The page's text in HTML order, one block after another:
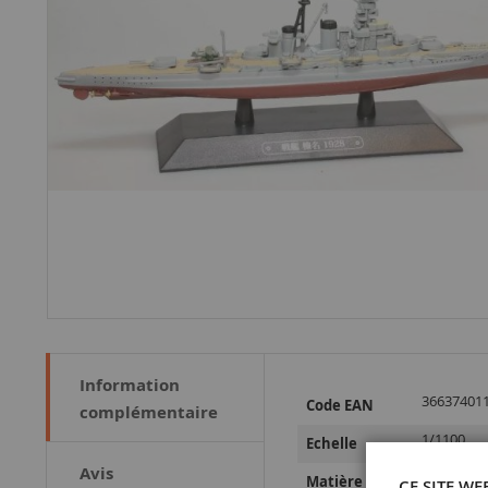
Information
complémentaire
Avis
d’information
Code EAN
Echelle 1/1100
Matière